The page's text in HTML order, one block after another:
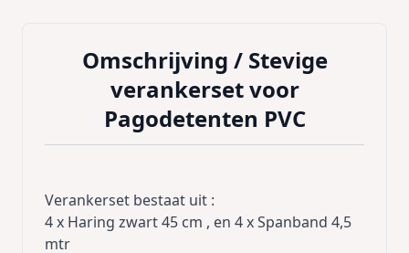
Omschrijving / Stevige
verankerset voor
Pagodetenten PVC
Verankerset bestaat uit :
4 x Haring zwart 45 cm , en 4 x Spanband 4,5
mtr